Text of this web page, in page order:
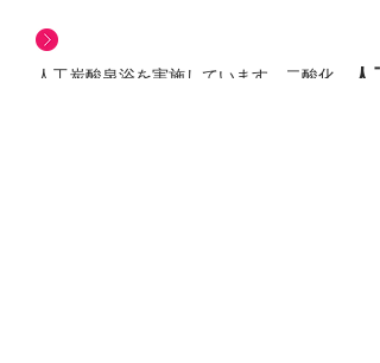
人工炭酸泉浴を実施しています。二酸化